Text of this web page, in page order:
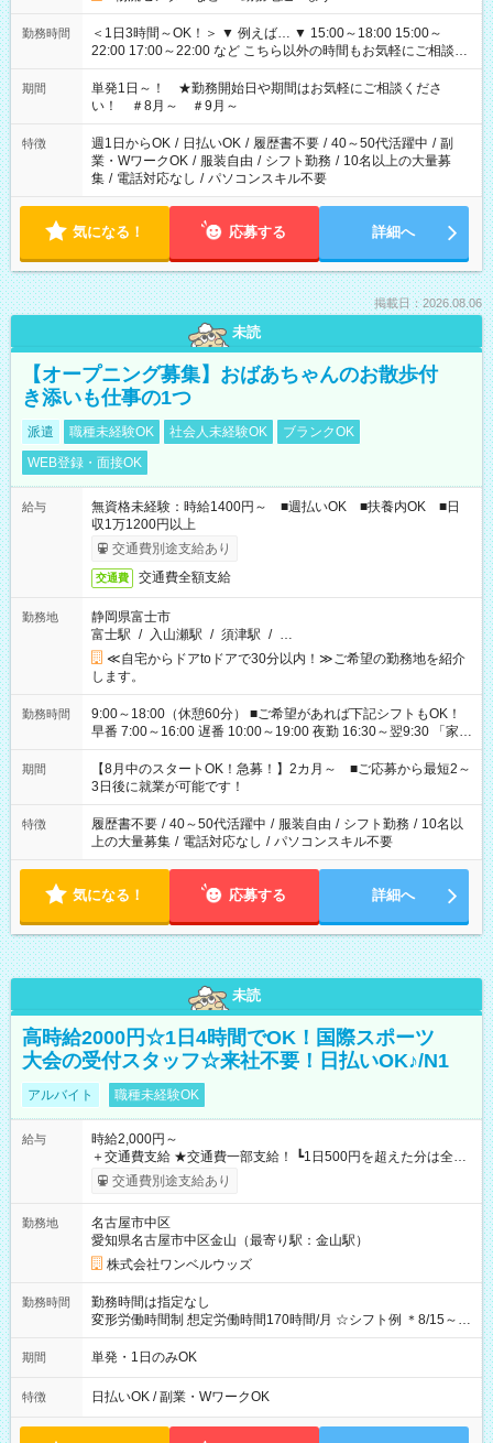
勤務時間
＜1日3時間～OK！＞ ▼ 例えば… ▼ 15:00～18:00 15:00～
22:00 17:00～22:00 など こちら以外の時間もお気軽にご相談く
ださい！
期間
単発1日～！ ★勤務開始日や期間はお気軽にご相談くださ
い！ ＃8月～ ＃9月～
特徴 週1日からOK / 日払いOK / 履歴書不要 / 40～50代活躍中 / 副
業・WワークOK / 服装自由 / シフト勤務 / 10名以上の大量募
集 / 電話対応なし / パソコンスキル不要
気になる！ 応募する 詳細へ
掲載日：2026.08.06
未読
【オープニング募集】おばあちゃんのお散歩付
き添いも仕事の1つ
派遣 職種未経験OK 社会人未経験OK
ブランクOK
WEB登録・面接OK
給与
無資格未経験：時給1400円～ ■週払いOK ■扶養内OK ■日
収1万1200円以上
交通費別途支給あり
交通費 交通費全額支給
勤務地
静岡県富士市
富士駅 / 入山瀬駅 / 須津駅 / …
≪自宅からドアtoドアで30分以内！≫ご希望の勤務地を紹介
します。
勤務時間
9:00～18:00（休憩60分） ■ご希望があれば下記シフトもOK！
早番 7:00～16:00 遅番 10:00～19:00 夜勤 16:30～翌9:30 「家族
と休みを合わせたい」 「余裕を持って夕飯の準備がしたい」
「できれば残業はしたくない」 など、ご希望を教えてください
ね。 ※Wワーク希望の方へ 今ご覧のお仕事で希望する勤務時間
と、もう1つのお仕事の勤務時間。 合計で週40時間を超える場
合は応募できません。
期間
【8月中のスタートOK！急募！】2カ月～ ■ご応募から最短2～
3日後に就業が可能です！
特徴 履歴書不要 / 40～50代活躍中 / 服装自由 / シフト勤務 / 10名以
上の大量募集 / 電話対応なし / パソコンスキル不要
気になる！ 応募する 詳細へ
未読
高時給2000円☆1日4時間でOK！国際スポーツ
大会の受付スタッフ☆来社不要！日払いOK♪/N1
アルバイト 職種未経験OK
給与
時給2,000円～
＋交通費支給 ★交通費一部支給！ ┗1日500円を超えた分は全額
支給！ ※往復500円以内の方は自己負担となります ★日払い
OK！（規定あり） ┗働いたその日に現金GET♪ お仕事後はコン
期間なし
交通費別途支給あり
勤務地
名古屋市中区
愛知県名古屋市中区金山（最寄り駅：金山駅）
株式会社ワンベルウッズ
勤務時間
勤務時間は指定なし
変形労働時間制 想定労働時間170時間/月 ☆シフト例 ＊8/15～
10/26 全日共通 08：00～12：00 17：00～21：00 ＊8/31
～9/19のみ下記シフトもあります！ 12：00～16：00 ＊9/6～
00
期間 単発・1日のみOK
特徴 日払いOK / 副業・WワークOK